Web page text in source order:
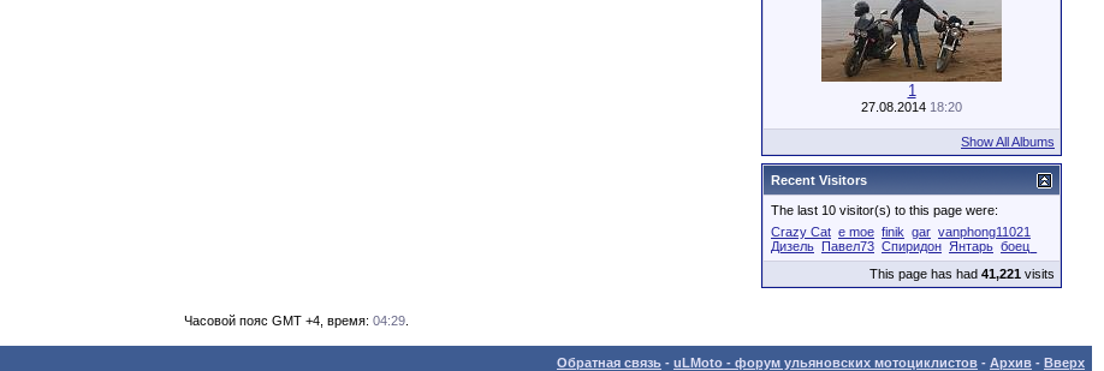
1
27.08.2014 18:20
Show All Albums
Recent Visitors
The last 10 visitor(s) to this page were:
Crazy Cat e moe finik gar vanphong11021
Дизель Павел73 Спиридон Янтарь боец_
This page has had 41,221 visits
Часовой пояс GMT +4, время: 04:29.
Обратная связь - uLMoto - форум ульяновских мотоциклистов - Архив - Вверх